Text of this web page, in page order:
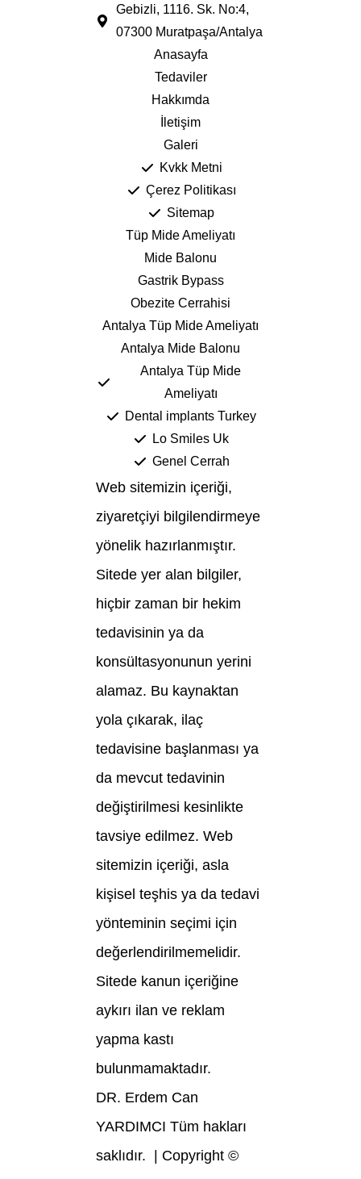
Gebizli, 1116. Sk. No:4,
07300 Muratpaşa/Antalya
Anasayfa
Tedaviler
Hakkımda
İletişim
Galeri
Kvkk Metni
Çerez Politikası
Sitemap
Tüp Mide Ameliyatı
Mide Balonu
Gastrik Bypass
Obezite Cerrahisi
Antalya Tüp Mide Ameliyatı
Antalya Mide Balonu
Antalya Tüp Mide
Ameliyatı
Dental implants Turkey
Lo Smiles Uk
Genel Cerrah
Web sitemizin içeriği,
ziyaretçiyi bilgilendirmeye
yönelik hazırlanmıştır.
Sitede yer alan bilgiler,
hiçbir zaman bir hekim
tedavisinin ya da
konsültasyonunun yerini
alamaz. Bu kaynaktan
yola çıkarak, ilaç
tedavisine başlanması ya
da mevcut tedavinin
değiştirilmesi kesinlikte
tavsiye edilmez. Web
sitemizin içeriği, asla
kişisel teşhis ya da tedavi
yönteminin seçimi için
değerlendirilmemelidir.
Sitede kanun içeriğine
aykırı ilan ve reklam
yapma kastı
bulunmamaktadır.
DR. Erdem Can
YARDIMCI Tüm hakları
saklıdır. | Copyright ©